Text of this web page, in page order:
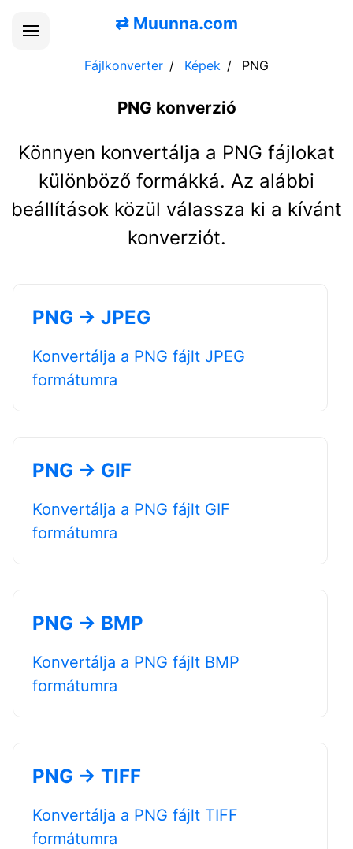
⇄ Muunna.com
Fájlkonverter Képek PNG
PNG konverzió
Könnyen konvertálja a PNG fájlokat
különböző formákká. Az alábbi
beállítások közül válassza ki a kívánt
konverziót.
PNG → JPEG
Konvertálja a PNG fájlt JPEG
formátumra
PNG → GIF
Konvertálja a PNG fájlt GIF
formátumra
PNG → BMP
Konvertálja a PNG fájlt BMP
formátumra
PNG → TIFF
Konvertálja a PNG fájlt TIFF
formátumra